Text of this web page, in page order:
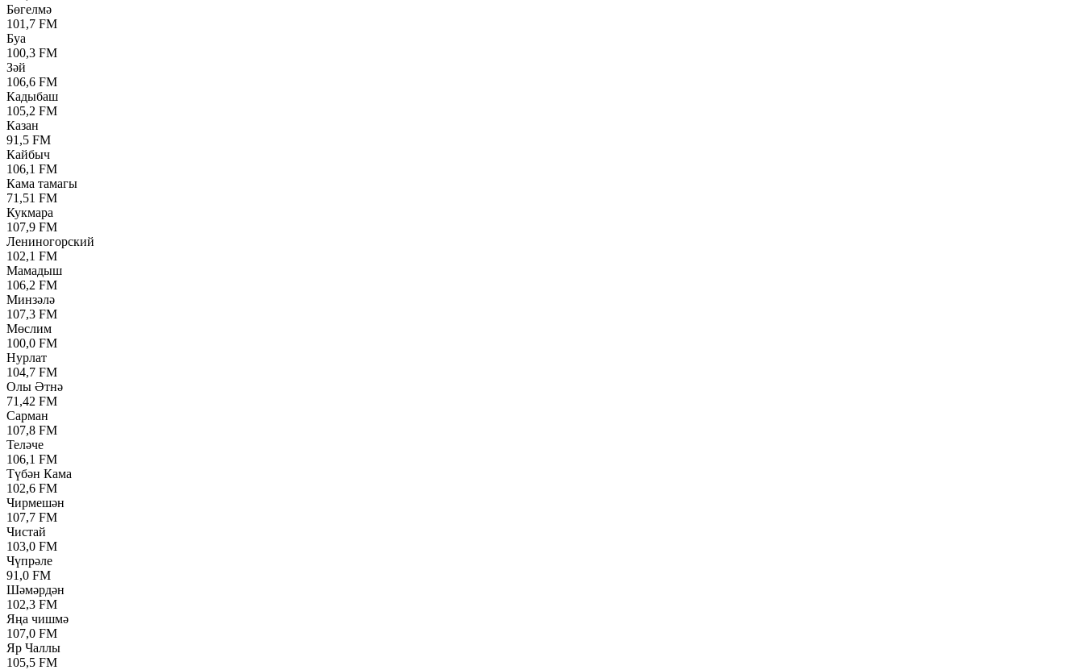
Бөгелмә
101,7 FM
Буа
100,3 FM
Зәй
106,6 FM
Кадыбаш
105,2 FM
Казан
91,5 FM
Кайбыч
106,1 FM
Кама тамагы
71,51 FM
Кукмара
107,9 FM
Лениногорский
102,1 FM
Мамадыш
106,2 FM
Минзәлә
107,3 FM
Мөслим
100,0 FM
Нурлат
104,7 FM
Олы Әтнә
71,42 FM
Сарман
107,8 FM
Теләче
106,1 FM
Түбән Кама
102,6 FM
Чирмешән
107,7 FM
Чистай
103,0 FM
Чүпрәле
91,0 FM
Шәмәрдән
102,3 FM
Яңа чишмә
107,0 FM
Яр Чаллы
105,5 FM